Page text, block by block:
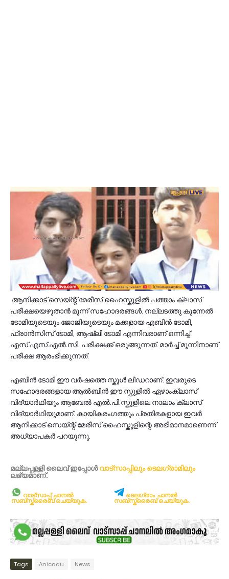
ആനിക്കാട് സെയ്ന്റ് മേരീസ് ഹൈസ്കൂളിൽ പത്താം ക്ലാസ്
പരീക്ഷയെഴുതാൻ മൂന്ന് സഹോദരങ്ങൾ. നല്ലടത്തു കുന്നേൽ
ടോമിയുടെയും ജോജിയുടെയും മക്കളായ എബിൻ ടോമി,
ഫ്രാൻസിസ് ടോമി, ആഷ്‌ലി ടോമി എന്നിവരാണ് ഒന്നിച്ച്
എസ്.എസ്.എൽ.സി. പരീക്ഷക്ക് ഒരുങ്ങുന്നത്. മാർച്ച് മൂന്നിനാണ്
പരീക്ഷ ആരംഭിക്കുന്നത്.
എബിൻ ടോമി ഈ വർഷത്തെ സ്കൂൾ ലീഡറാണ്. ഇവരുടെ
സഹോദരങ്ങളായ ആൽബിൻ ഈ സ്കൂളിൽ ഏഴാംക്ലാസ്
വിദ്യാർഥിയും ആബേൽ എൽ.പി.സ്കൂളിലെ നാലാം ക്ലാസ്
വിദ്യാർഥിയുമാണ്. കായികരംഗത്തും പ്രതിഭകളായ ഇവർ
ആനിക്കാട് സെയ്ന്റ് മേരീസ് ഹൈസ്കൂളിന്റെ അഭിമാനമാണെന്ന്
അധ്യാപകർ പറയുന്നു.
മല്ലപ്പള്ളി ലൈവ് ഇപ്പോള്‍വാട്സാപ്പിലും ടെലഗ്രാമിലും
ലഭ്യമാണ്‌.
വാട്സാപ്പ് ചാനൽ
സബ്സ്ക്രൈബ് ചെയ്യുക.
ടെലഗ്രാം ചാനൽ
സബ്സ്ക്രൈബ് ചെയ്യുക.
Tags Anicadu News